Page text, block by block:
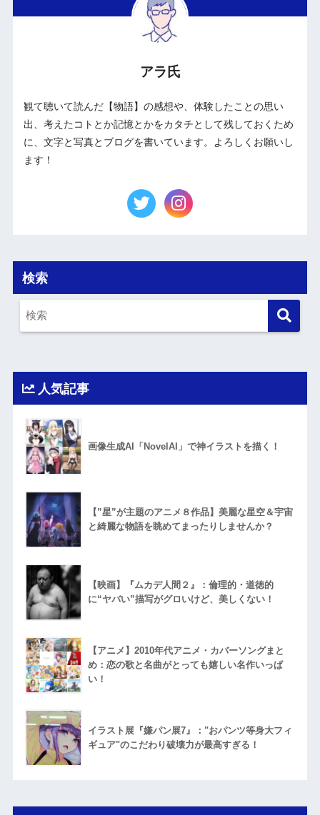
アラ氏
観て聴いて読んだ【物語】の感想や、体験したことの思い
出、考えたコトとか記憶とかをカタチとして残しておくため
に、文字と写真とブログを書いています。よろしくお願いし
ます！
検索
人気記事
画像生成AI「NovelAI」で神イラストを描く！
【”星”が主題のアニメ８作品】美麗な星空＆宇宙
と綺麗な物語を眺めてまったりしませんか？
【映画】『ムカデ人間２』：倫理的・道徳的
に“ヤバい”描写がグロいけど、美しくない！
【アニメ】2010年代アニメ・カバーソングまと
め：恋の歌と名曲がとっても嬉しい名作いっぱ
い！
イラスト展『嫌パン展7』："おパンツ等身大フィ
ギュア"のこだわり破壊力が最高すぎる！